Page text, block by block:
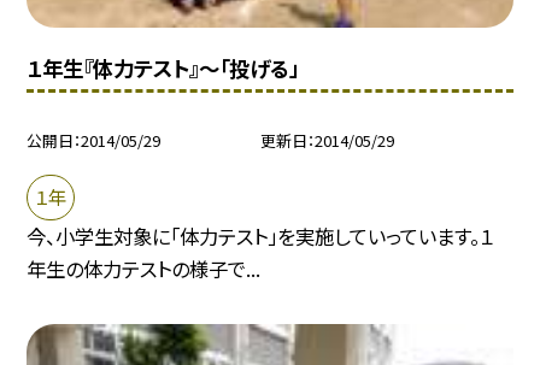
１年生『体力テスト』〜「投げる」
公開日 2014/05/29 更新日 2014/05/29
１年
今、小学生対象に「体力テスト」を実施していっています。１
年生の体力テストの様子で...